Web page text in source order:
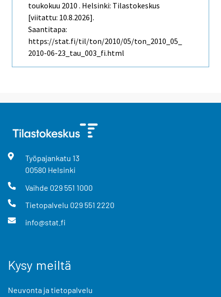
toukokuu 2010 . Helsinki: Tilastokeskus
[viitattu: 10.8.2026].
Saantitapa:
https://stat.fi/til/ton/2010/05/ton_2010_05_
2010-06-23_tau_003_fi.html
Työpajankatu 13
00580 Helsinki
Vaihde 029 551 1000
Tietopalvelu 029 551 2220
info@stat.fi
Kysy meiltä
Neuvonta ja tietopalvelu